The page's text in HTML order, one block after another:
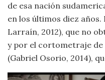
de esa nación
en los últimos diez
Larraín, 2012), que no
y por el cortometraje de
(Gabriel Osorio, 2014),